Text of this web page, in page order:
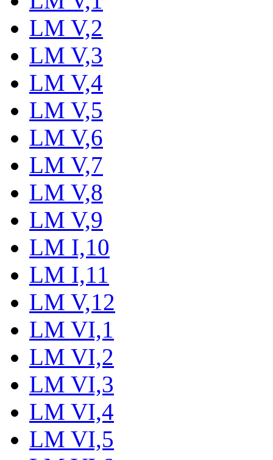
LM V,2
LM V,3
LM V,4
LM V,5
LM V,6
LM V,7
LM V,8
LM V,9
LM I,10
LM I,11
LM V,12
LM VI,1
LM VI,2
LM VI,3
LM VI,4
LM VI,5